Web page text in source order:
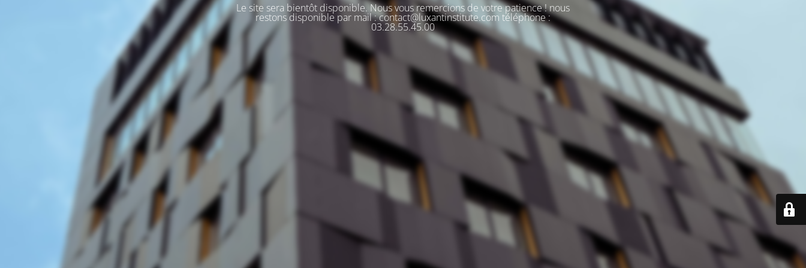
Le site sera bientôt disponible. Nous vous remercions de votre patience ! nous
restons disponible par mail : contact@luxantinstitute.com téléphone :
03.28.55.45.00